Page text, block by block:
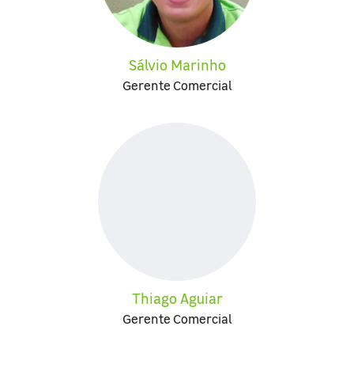
Sálvio Marinho
Gerente Comercial
Thiago Aguiar
Gerente Comercial